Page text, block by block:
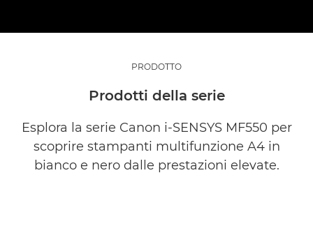
PRODOTTO
Prodotti della serie
Esplora la serie Canon i-SENSYS MF550 per
scoprire stampanti multifunzione A4 in
bianco e nero dalle prestazioni elevate.